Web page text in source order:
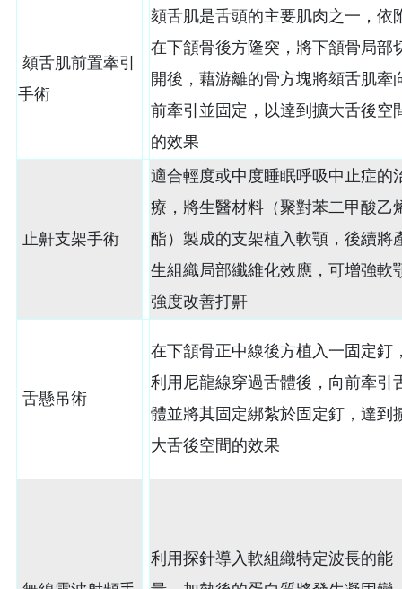
頦舌肌前置牽引
手術
頦舌肌是舌頭的主要肌肉之一，依
在下頷骨後方隆突，將下頷骨局部
開後，藉游離的骨方塊將頦舌肌牽
前牽引並固定，以達到擴大舌後空
的效果
止鼾支架手術
適合輕度或中度睡眠呼吸中止症的
療，將生醫材料（聚對苯二甲酸乙
酯）製成的支架植入軟顎，後續將
生組織局部纖維化效應，可增強軟
強度改善打鼾
舌懸吊術
在下頷骨正中線後方植入一固定釘
利用尼龍線穿過舌體後，向前牽引
體並將其固定綁紮於固定釘，達到
大舌後空間的效果
利用探針導入軟組織特定波長的能